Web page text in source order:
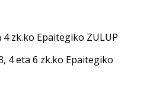
zk.ko Epaitegiko ZULUP
4 eta 6 zk.ko Epaitegiko